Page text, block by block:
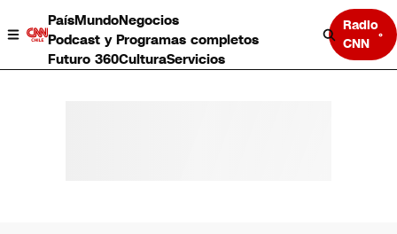
PaísMundoNegocios
Podcast y Programas completos
Futuro 360CulturaServicios
Radio
CNN